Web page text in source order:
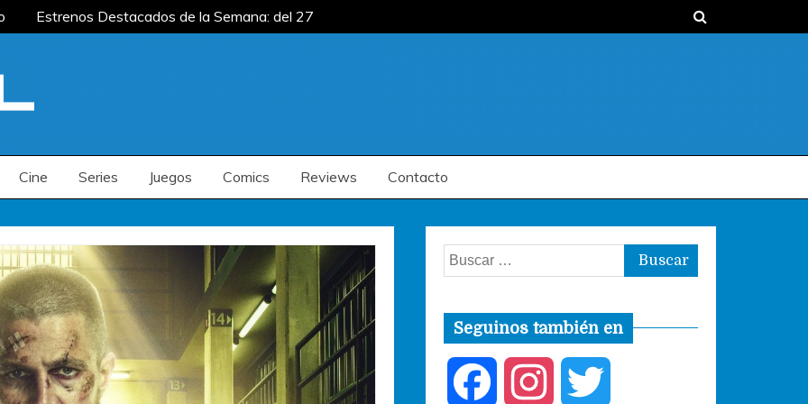
Estrenos Destacados de la Semana: del 27 de
del 20 al 26 de julio
Cine Series Juegos Comics Reviews Contacto
Buscar:
Seguinos también en